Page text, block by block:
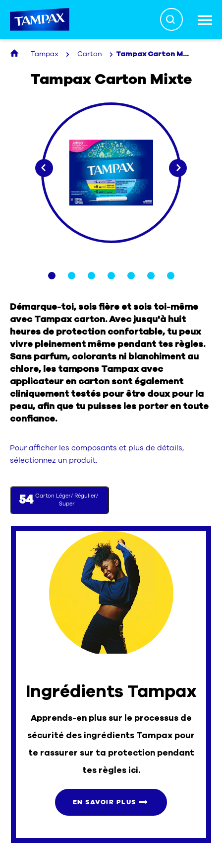
Search
Santé menstruelle
Produits
À propos
Tampax Carton Tampax Carton Mixte
Tampax Carton Mixte
Démarque-toi, sois fière et sois toi-même
avec Tampax carton. Avec jusqu'à huit
heures de protection confortable, tu peux
vivre pleinement même pendant tes règles.
Sans parfum, colorants ni blanchiment au
chlore, les tampons Tampax avec
applicateur en carton sont également
cliniquement testés pour être doux pour la
peau, afin que tu puisses les porter en toute
confiance.
Pour afficher les composants et plus de détails,
sélectionnez un produit.
54 Carton Léger/ Régulier/
Super
Ingrédients Tampax
Apprends-en plus sur le processus de
sécurité des ingrédients Tampax pour
te rassurer sur ta protection pendant
tes règles ici.
EN SAVOIR PLUS